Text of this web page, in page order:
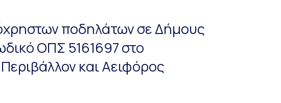
ποδηλάτων σε Δήμους
ΟΠΣ 5161697 στο
και Αειφόρος